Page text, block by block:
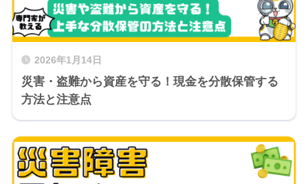
2026年1月14日
災害・盗難から資産を守る！現金を分散保管する
方法と注意点